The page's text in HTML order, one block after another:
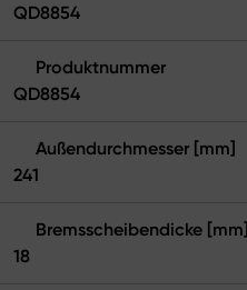
QD8854
Produktnummer
QD8854
Außendurchmesser [mm]
241
Bremsscheibendicke [mm]
18